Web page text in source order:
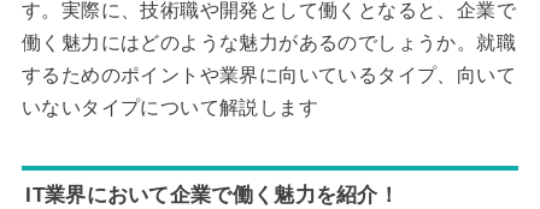
す。実際に、技術職や開発として働くとなると、企業で
働く魅力にはどのような魅力があるのでしょうか。就職
するためのポイントや業界に向いているタイプ、向いて
いないタイプについて解説します
IT業界において企業で働く魅力を紹介！